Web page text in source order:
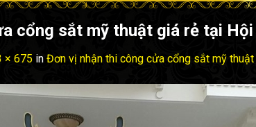
cổng sắt mỹ thuật giá rẻ tại Hội
× 675 in Đơn vị nhận thi công cửa cổng sắt mỹ